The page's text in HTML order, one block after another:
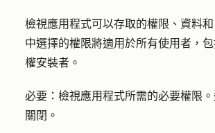
檢視應用程式可以存取的權限、資料
中選擇的權限將適用於所有使用者，
權安裝者。
必要 ：檢視應用程式所需的必要權限
關閉。